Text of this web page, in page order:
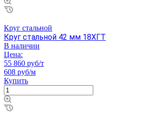
Круг стальной
Круг стальной 42 мм 18ХГТ
В наличии
Цена:
55 860 руб/т
608 руб/м
Купить